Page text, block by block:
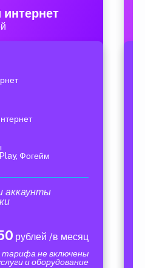
Фогейм
аккаунты
рублей /в месяц
не включены
и оборудование